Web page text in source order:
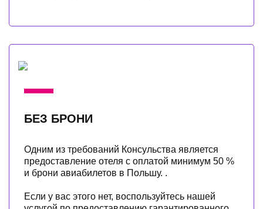
БЕЗ БРОНИ
Одним из требований Консульства является
предоставление отеля с оплатой минимум 50 %
и брони авиабилетов в Польшу. .
Если у вас этого нет, воспользуйтесь нашей